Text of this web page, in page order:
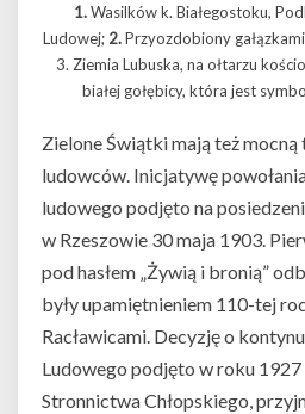
1.Wasilków k. Białegostoku,
Ludowej; 2.Przyozdobiony
3. Ziemia Lubuska, na ołtarzu
białej gołębicy, która jest
Zielone Świątki mają też
ludowców. Inicjatywę
ludowego podjęto na
w Rzeszowie 30 maja 1903.
pod hasłem „Żywią i bronią”
były upamiętnieniem 110-tej
Racławicami. Decyzję o
Ludowego podjęto w roku 1927
Stronnictwa Chłopskiego,